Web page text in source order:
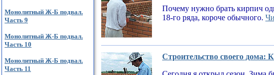
Монолитный Ж-Б подвал.
Часть 9
Монолитный Ж-Б подвал.
Часть 10
Монолитный Ж-Б подвал.
Часть 11
Почему нужно брать кирпич
18-го ряда, короче обычного.
Строительство своего дома: